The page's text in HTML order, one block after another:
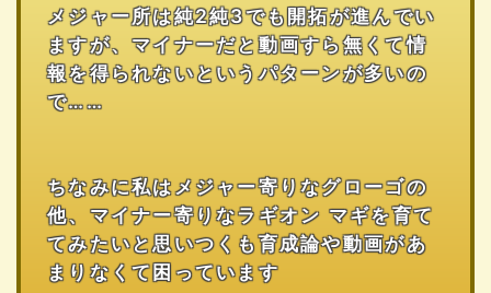
メジャー所は純2純3でも開拓が進んでい
ますが、マイナーだと動画すら無くて情
報を得られないというパターンが多いの
で……
ちなみに私はメジャー寄りなグローゴの
他、マイナー寄りなラギオン マギを育て
てみたいと思いつくも育成論や動画があ
まりなくて困っています